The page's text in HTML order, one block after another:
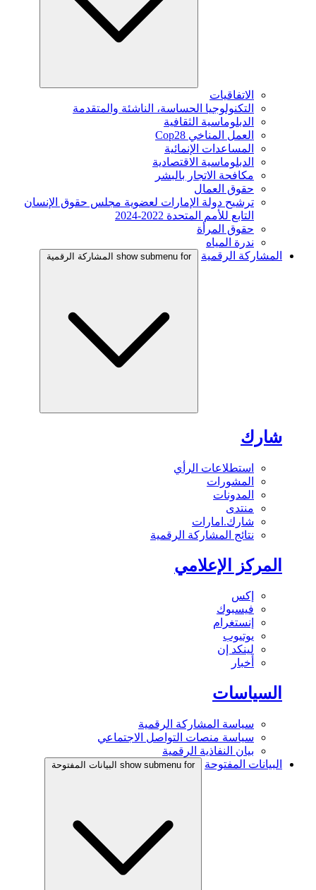
الاتفاقيات
التكنولوجيا الحساسة، الناشئة والمتقدمة
الدبلوماسية الثقافية
العمل المناخي Cop28
المساعدات الإنمائية
الدبلوماسية الاقتصادية
مكافحة الاتجار بالبشر
حقوق العمال
ترشيح دولة الإمارات لعضوية مجلس حقوق الإنسان
التابع للأمم المتحدة 2022-2024
حقوق المرأة
ندرة المياه
المشاركة الرقمية
show submenu for المشاركة الرقمية
شارك
استطلاعات الرأي
المشورات
المدونات
منتدى
شارك.امارات
نتائج المشاركة الرقمية
المركز الإعلامي
إكس
فيسبوك
إنستغرام
يوتيوب
لينكد إن
أخبار
السياسات
سياسة المشاركة الرقمية
سياسة منصات التواصل الاجتماعي
بيان النفاذية الرقمية
البيانات المفتوحة
show submenu for البيانات المفتوحة